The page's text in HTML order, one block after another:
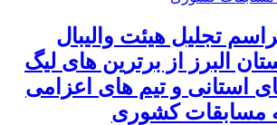
تجلیل هیئت والیبال
البرز از برترین های لیگ
استانی و تیم های اعزامی
مسابقات کشوری